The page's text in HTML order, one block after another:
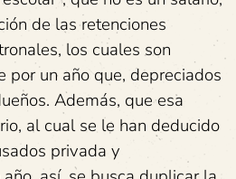
de las retenciones
los cuales son
por un año que, depreciados
Además, que esa
al cual se le han deducido
privada y